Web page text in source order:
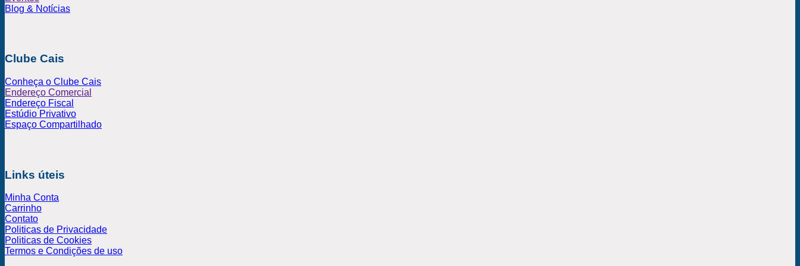
Blog & Notícias
Clube Cais
Conheça o Clube Cais
Endereço Comercial
Endereço Fiscal
Estúdio Privativo
Espaço Compartilhado
Links úteis
Minha Conta
Carrinho
Contato
Politicas de Privacidade
Politicas de Cookies
Termos e Condições de uso